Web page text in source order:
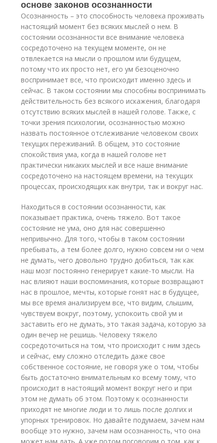
основе законов осознанности
Осознанность – это способность человека проживать
настоящий момент без всяких мыслей о нем. В
состоянии осознанности все внимание человека
сосредоточено на текущем моменте, он не
отвлекается на мысли о прошлом или будущем,
потому что их просто нет, его ум безоценочно
воспринимает все, что происходит именно здесь и
сейчас. В таком состоянии мы способны воспринимать
действительность без всякого искажения, благодаря
отсутствию всяких мыслей в нашей голове. Также, с
точки зрения психологии, осознанностью можно
назвать постоянное отслеживание человеком своих
текущих переживаний. В общем, это состояние
спокойствия ума, когда в нашей голове нет
практически никаких мыслей и все наше внимание
сосредоточено на настоящем времени, на текущих
процессах, происходящих как внутри, так и вокруг нас.
Находиться в состоянии осознанности, как
показывает практика, очень тяжело. Вот такое
состояние не ума, оно для нас совершенно
непривычно. Для того, чтобы в таком состоянии
пребывать, а тем более долго, нужно совсем ни о чем
не думать, чего довольно трудно добиться, так как
наш мозг постоянно генерирует какие-то мысли. На
нас влияют наши воспоминания, которые возвращают
нас в прошлое, мечты, которые гонят нас в будущее,
мы все время анализируем все, что видим, слышим,
чувствуем вокруг, поэтому, успокоить свой ум и
заставить его не думать, это такая задача, которую за
один вечер не решишь. Человеку тяжело
сосредоточиться на том, что происходит с ним здесь
и сейчас, ему сложно отследить даже свое
собственное состояние, не говоря уже о том, чтобы
быть достаточно внимательным ко всему тому, что
происходит в настоящий момент вокруг него и при
этом не думать об этом. Поэтому к осознанности
приходят не многие люди и то лишь после долгих и
упорных тренировок. Но давайте подумаем, зачем нам
вообще это нужно, зачем нам осознанность, что она
может нам дать. А уже потом поговорим о том, как к